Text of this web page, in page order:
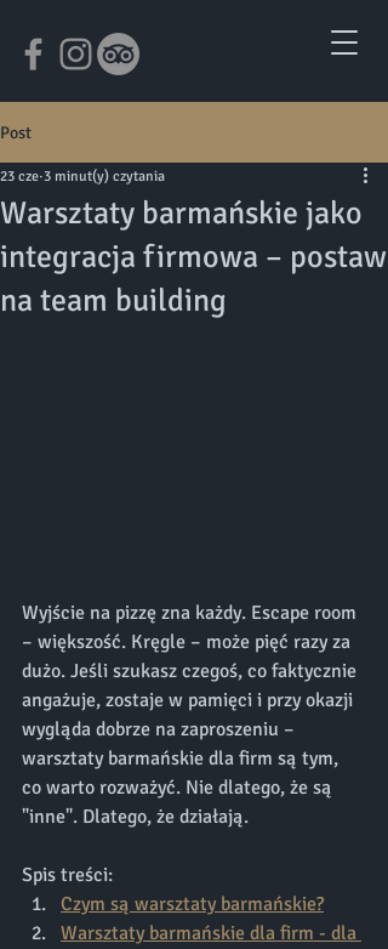
Post
Warsztaty barmańskie jako
integracja firmowa – postaw
na team building
23 cze 3 minut(y) czytania
Wyjście na pizzę zna każdy. Escape room
– większość. Kręgle – może pięć razy za
dużo. Jeśli szukasz czegoś, co faktycznie
angażuje, zostaje w pamięci i przy okazji
wygląda dobrze na zaproszeniu –
warsztaty barmańskie dla firm są tym,
co warto rozważyć. Nie dlatego, że są
"inne". Dlatego, że działają.
Spis treści:
Czym są warsztaty barmańskie?
Warsztaty barmańskie dla firm - dla